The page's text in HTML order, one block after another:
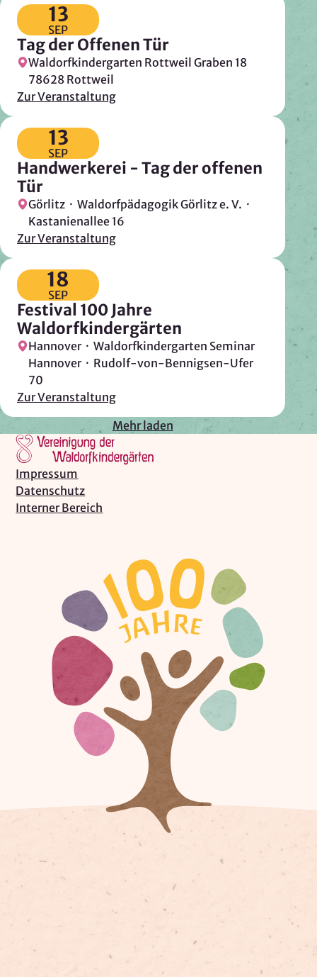
13
SEP
Tag der Offenen Tür
Waldorfkindergarten Rottweil Graben 18
78628 Rottweil
Zur Veranstaltung
13
SEP
Handwerkerei - Tag der offenen
Tür
Görlitz · Waldorfpädagogik Görlitz e. V. ·
Kastanienallee 16
Zur Veranstaltung
18
SEP
Festival 100 Jahre
Waldorfkindergärten
Hannover · Waldorfkindergarten Seminar
Hannover · Rudolf-von-Bennigsen-Ufer
70
Zur Veranstaltung
Mehr laden
Impressum
Datenschutz
Interner Bereich